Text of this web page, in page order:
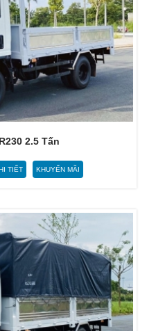
2.5 Tấn
TIẾT KHUYẾN MÃI